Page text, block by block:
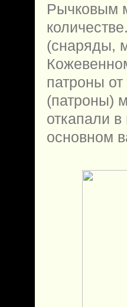
Рычковым
(снаряды,
патроны
(патроны)
откапали
основном